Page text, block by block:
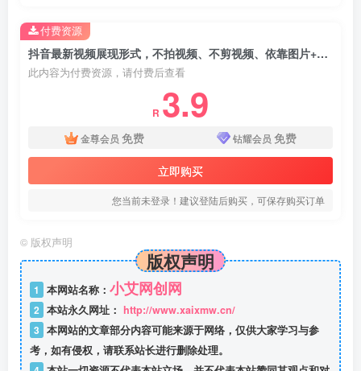
抖音最新视频展现形式，不拍视频、不剪视频、依靠图片+文案助推热门，引爆创业粉
此内容为付费资源，请付费后查看
R 3.9
金尊会员 免费 钻耀会员 免费
立即购买
您当前未登录！建议登陆后购买，可保存购买订单
付费资源
© 版权声明
版权声明
1 本网站名称： 小艾网创网
2 本站永久网址： http://www.xaixmw.cn/
3 本网站的文章部分内容可能来源于网络，仅供大家学习与参
考，如有侵权，请联系站长进行删除处理。